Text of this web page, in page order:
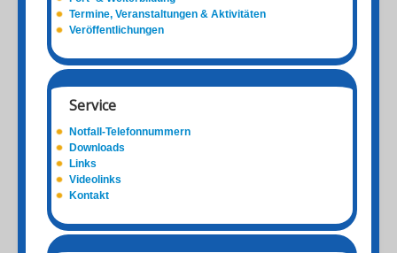
Termine, Veranstaltungen & Aktivitäten
Veröffentlichungen
Service
Notfall-Telefonnummern
Downloads
Links
Videolinks
Kontakt